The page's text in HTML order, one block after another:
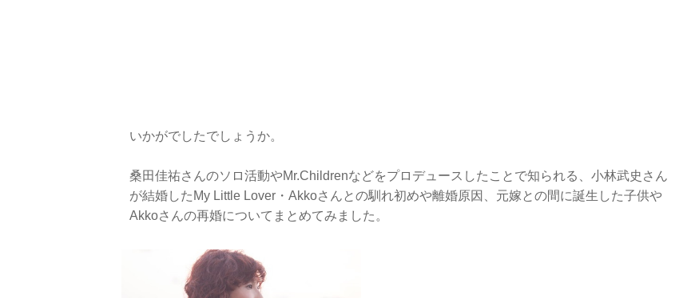
いかがでしたでしょうか。
桑田佳祐さんのソロ活動やMr.Childrenなどをプロデュースしたことで知られる、小林武史さん
が結婚したMy Little Lover・Akkoさんとの馴れ初めや離婚原因、元嫁との間に誕生した子供や
Akkoさんの再婚についてまとめてみました。